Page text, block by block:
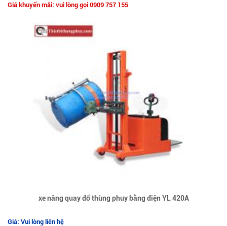
Giá khuyến mãi: vui lòng gọi 0909 757 155
xe nâng quay đổ thùng phuy bằng điện YL 420A
Giá: Vui lòng liên hệ